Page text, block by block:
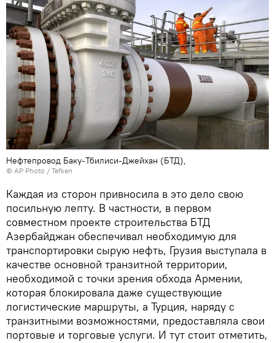
Нефтепровод Баку-Тбилиси-Джейхан (БТД),
© AP Photo / Tefken
Каждая из сторон привносила в это дело свою
посильную лепту. В частности, в первом
совместном проекте строительства БТД
Азербайджан обеспечивал необходимую для
транспортировки сырую нефть, Грузия выступала в
качестве основной транзитной территории,
необходимой с точки зрения обхода Армении,
которая блокировала даже существующие
логистические маршруты, а Турция, наряду с
транзитными возможностями, предоставляла свои
портовые и торговые услуги. И тут стоит отметить,